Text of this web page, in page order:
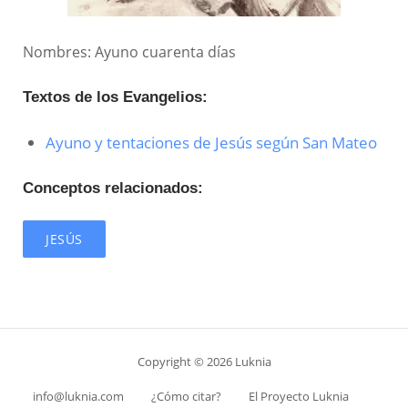
Nombres: Ayuno cuarenta días
Textos de los Evangelios:
Ayuno y tentaciones de Jesús según San Mateo
Conceptos relacionados:
JESÚS
Copyright © 2026 Luknia
info@luknia.com ¿Cómo citar? El Proyecto Luknia